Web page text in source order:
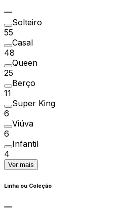
Solteiro
55
Casal
48
Queen
25
Berço
11
Super King
6
Viúva
6
Infantil
4
Ver mais
Linha ou Coleção